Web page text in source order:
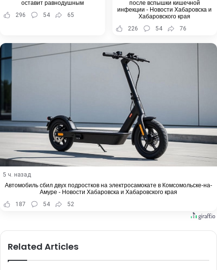
оставит равнодушным
296
54 65
после вспышки кишечной
инфекции - Новости Хабаровска и
Хабаровского края
226
54 76
5 ч. назад
Автомобиль сбил двух подростков на электросамокате в Комсомольске-на-
Амуре - Новости Хабаровска и Хабаровского края
187
54 52
Related Articles